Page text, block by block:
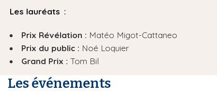
Les lauréats :
Prix Révélation : Matéo Migot-Cattaneo
Prix du public : Noé Loquier
Grand Prix : Tom Bil
Les événements